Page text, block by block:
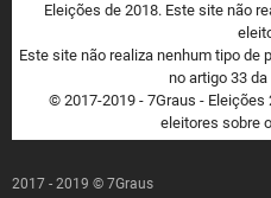
Eleições de 2018. Este site não
Este site não realiza nenhum tipo de
no artigo 33
© 2017-2019 - 7Graus -
eleitores sobre
2017 - 2019 © 7Graus